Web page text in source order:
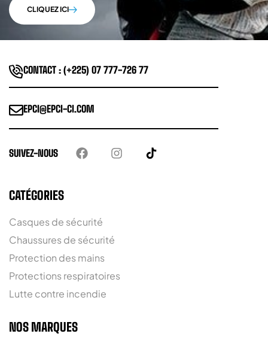
CLIQUEZ ICI
CONTACT : (+225) 07 777-726 77
EPCI@EPCI-CI.COM
SUIVEZ-NOUS
CATÉGORIES
Casques de sécurité
Chaussures de sécurité
Protection des mains
Protections respiratoires
Lutte contre incendie
NOS MARQUES